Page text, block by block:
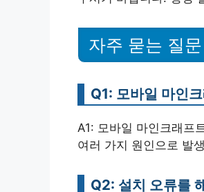
자주 묻는 질
Q1: 모바일 마인
A1: 모바일 마인크래프
여러 가지 원인으로 발
Q2: 설치 오류를